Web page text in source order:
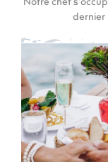
Notre chef
dernier